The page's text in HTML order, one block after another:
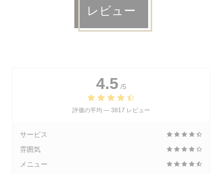
レビュー
4.5 /5
評価の平均 — 3817 レビュー
サービス
雰囲気
メニュー